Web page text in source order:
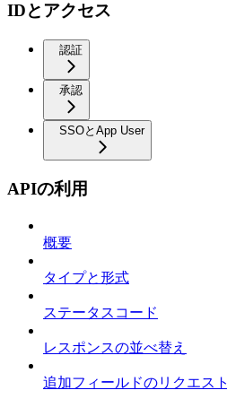
IDとアクセス
認証
承認
SSOとApp User
APIの利用
概要
タイプと形式
ステータスコード
レスポンスの並べ替え
追加フィールドのリクエスト